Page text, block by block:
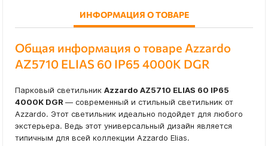
ИНФОРМАЦИЯ О ТОВАРЕ
Общая информация о товаре Azzardo
AZ5710 ELIAS 60 IP65 4000K DGR
Парковый светильник Azzardo AZ5710 ELIAS 60 IP65
4000K DGR— современный и стильный светильник от
Azzardo. Этот светильник идеально подойдет для любого
экстерьера. Ведь этот универсальный дизайн является
типичным для всей коллекции Azzardo Elias.